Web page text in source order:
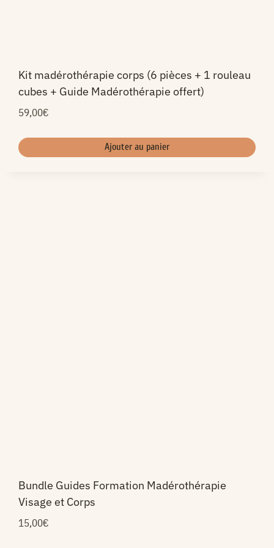
Kit madérothérapie corps (6 pièces + 1 rouleau
cubes + Guide Madérothérapie offert)
59,00€
Ajouter au panier
Bundle Guides Formation Madérothérapie
Visage et Corps
15,00€